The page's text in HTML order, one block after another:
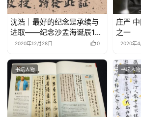
沈浩｜最好的纪念是承续与
进取——纪念沙孟海诞辰120
周年
2020年12月28日 0
庄严
之一
2020年4
书坛人物 书坛人物